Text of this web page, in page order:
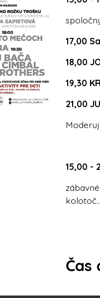
17,00
18,00
19,30
21,00
15,00 -
kolotoč...
Čas